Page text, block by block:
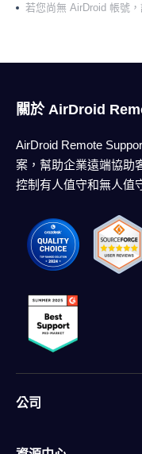
若您尚無 AirDroid 帳號
關於 AirDroid
AirDroid Remote
案，幫助企業遠端協助
控制有人值守和無人值
公司